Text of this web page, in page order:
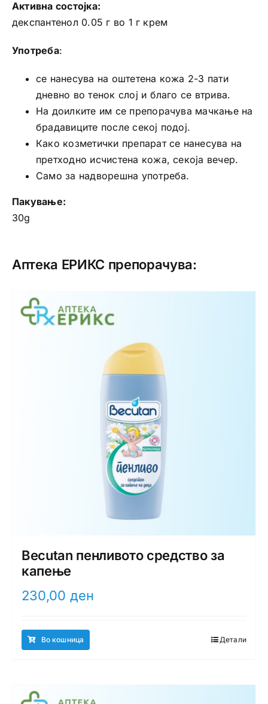
Активна состојка:
декспантенол 0.05 г во 1 г крем
Употреба:
се нанесува на оштетена кожа 2-3 пати
дневно во тенок слој и благо се втрива.
На доилките им се препорачува мачкање на
брадавиците после секој подој.
Како козметички препарат се нанесува на
претходно исчистена кожа, секоја вечер.
Само за надворешна употреба.
Пакување:
30g
Аптека ЕРИКС препорачува:
Becutan пенливото средство за
капење
230,00 ден
Во кошница Детали